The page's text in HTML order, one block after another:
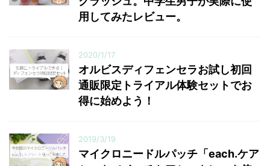
用してみたレビュー。
2020/1/17
オルビスディフェンセラお試し初回
通販限定トライアル体験セットでお
得に始めよう！
2019/3/19
マイクロニードルパッチ「each.ケア